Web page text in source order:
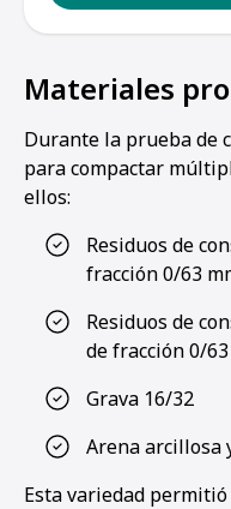
Materiales
Durante la prueba de
para compactar
ellos:
Residuos de
fracción 0/63
Residuos de
de fracción 0/
Grava 16/32
Arena arcillosa
Esta variedad